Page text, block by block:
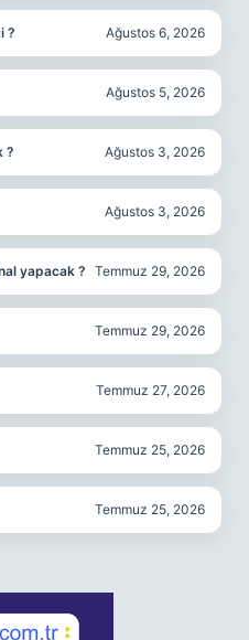
? Ağustos 6, 2026
Ağustos 5, 2026
? Ağustos 3, 2026
Ağustos 3, 2026
yapacak ? Temmuz 29, 2026
Temmuz 29, 2026
Temmuz 27, 2026
Temmuz 25, 2026
Temmuz 25, 2026